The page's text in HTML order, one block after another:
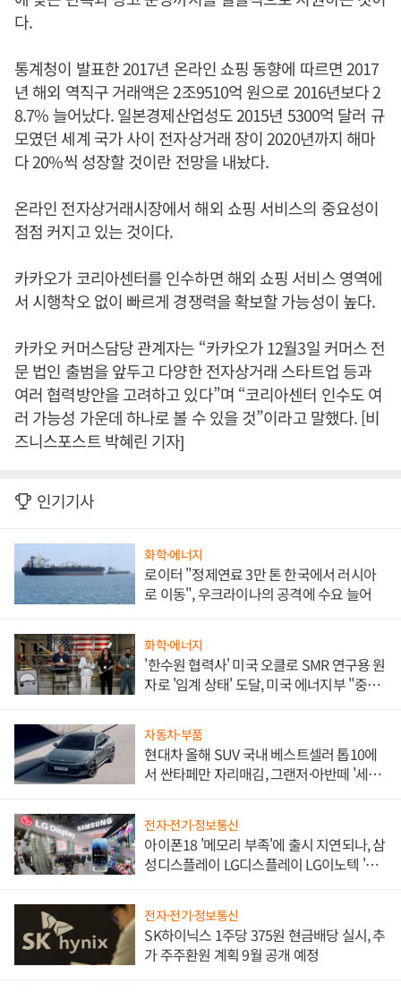
다.
통계청이 발표한 2017년 온라인 쇼핑 동향에 따르면 2017
년 해외 역직구 거래액은 2조9510억 원으로 2016년보다 2
8.7% 늘어났다. 일본경제산업성도 2015년 5300억 달러 규
모였던 세계 국가 사이 전자상거래 장이 2020년까지 해마
다 20%씩 성장할 것이란 전망을 내놨다.
온라인 전자상거래시장에서 해외 쇼핑 서비스의 중요성이
점점 커지고 있는 것이다.
카카오가 코리아센터를 인수하면 해외 쇼핑 서비스 영역에
서 시행착오 없이 빠르게 경쟁력을 확보할 가능성이 높다.
카카오 커머스담당 관계자는 “카카오가 12월3일 커머스 전
문 법인 출범을 앞두고 다양한 전자상거래 스타트업 등과
여러 협력방안을 고려하고 있다”며 “코리아센터 인수도 여
러 가능성 가운데 하나로 볼 수 있을 것”이라고 말했다. [비
즈니스포스트 박혜린 기자]
인기기사
화학·에너지
로이터 "정제연료 3만 톤 한국에서 러시아
로 이동", 우크라이나의 공격에 수요 늘어
화학·에너지
'한수원 협력사' 미국 오클로 SMR 연구용 원
자로 '임계 상태' 도달, 미국 에너지부 "중요
자동차·부품
현대차 올해 SUV 국내 베스트셀러 톱10에
서 싼타페만 자리매김, 그랜저·아반떼 '세단
전자·전기·정보통신
아이폰18 '메모리 부족'에 출시 지연되나, 삼
성디스플레이 LG디스플레이 LG이노텍 '탈
전자·전기·정보통신
SK하이닉스 1주당 375원 현금배당 실시, 추
가 주주환원 계획 9월 공개 예정